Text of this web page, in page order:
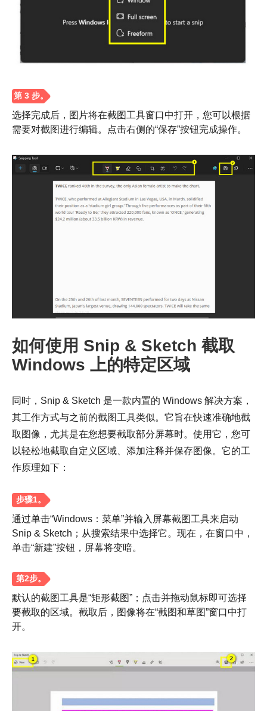
第2步。
第 3 步。
选择完成后，图片将在截图工具窗口中打开，您可以根据
需要对截图进行编辑。点击右侧的“保存”按钮完成操作。
如何使用 Snip & Sketch 截取
Windows 上的特定区域
同时，Snip & Sketch 是一款内置的 Windows 解决方案，
其工作方式与之前的截图工具类似。它旨在快速准确地截
取图像，尤其是在您想要截取部分屏幕时。使用它，您可
以轻松地截取自定义区域、添加注释并保存图像。它的工
作原理如下：
通过单击“Windows：菜单”并输入屏幕截图工具来启动
Snip & Sketch；从搜索结果中选择它。现在，在窗口中，
单击“新建”按钮，屏幕将变暗。
默认的截图工具是“矩形截图”；点击并拖动鼠标即可选择
要截取的区域。截取后，图像将在“截图和草图”窗口中打
开。